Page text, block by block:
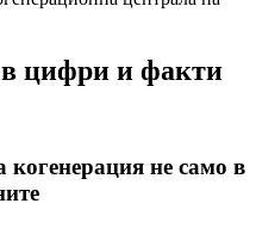
цифри и факти
когенерация не само в